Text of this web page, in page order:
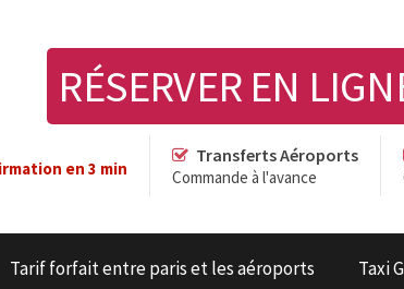
RÉSERVER EN
en 3 min
Transferts Aéroports
Commande à l'avance
Tarif forfait entre paris et les aéroports Taxi